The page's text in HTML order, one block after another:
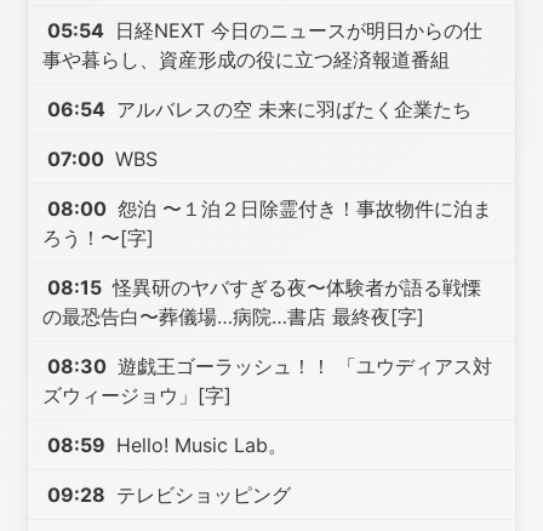
05:54 日経NEXT 今日のニュースが明日からの仕
事や暮らし、資産形成の役に立つ経済報道番組
06:54 アルバレスの空 未来に羽ばたく企業たち
07:00 WBS
08:00 怨泊 〜１泊２日除霊付き！事故物件に泊ま
ろう！〜[字]
08:15 怪異研のヤバすぎる夜〜体験者が語る戦慄
の最恐告白〜葬儀場…病院…書店 最終夜[字]
08:30 遊戯王ゴーラッシュ！！ 「ユウディアス対
ズウィージョウ」[字]
08:59 Hello! Music Lab。
09:28 テレビショッピング